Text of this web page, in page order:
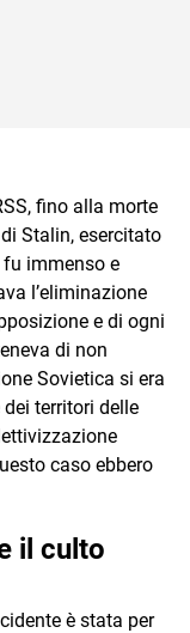
fino alla morte
Stalin, esercitato
immenso e
l’eliminazione
e di ogni
di non
Sovietica si era
territori delle
caso ebbero
il culto
è stata per